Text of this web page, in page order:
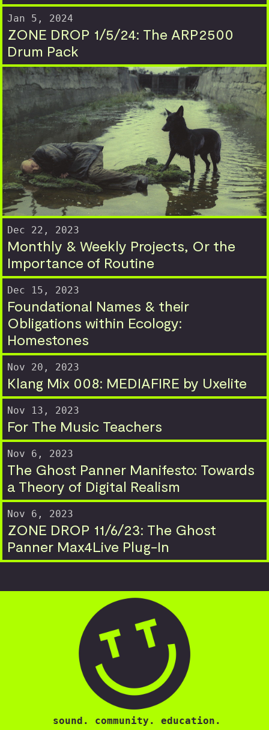
Jan 5, 2024
ZONE DROP 1/5/24: The ARP2500
Drum Pack
Dec 22, 2023
Monthly & Weekly Projects, Or the
Importance of Routine
Dec 15, 2023
Foundational Names & their
Obligations within Ecology:
Homestones
Nov 20, 2023
Klang Mix 008: MEDIAFIRE by Uxelite
Nov 13, 2023
For The Music Teachers
Nov 6, 2023
The Ghost Panner Manifesto: Towards
a Theory of Digital Realism
Nov 6, 2023
ZONE DROP 11/6/23: The Ghost
Panner Max4Live Plug-In
sound. community. education.